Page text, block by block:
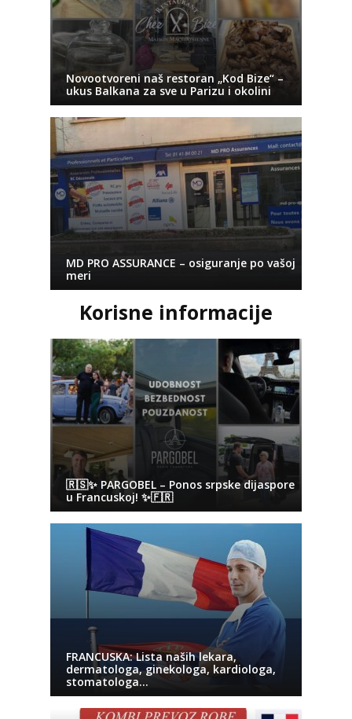
Novootvoreni naš restoran „Kod Bize“ –
ukus Balkana za sve u Parizu i okolini
MD PRO ASSURANCE – osiguranje po vašoj
meri
Korisne informacije
🇷🇸✨ PARGOBEL – Ponos srpske dijaspore
u Francuskoj! ✨🇫🇷
FRANCUSKA: Lista naših lekara,
dermatologa, ginekologa, kardiologa,
stomatologa…